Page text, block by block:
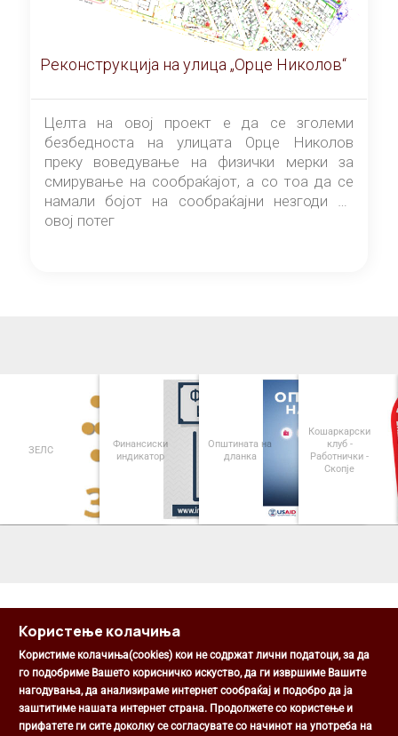
Реконструкција на улица „Орце Николов“
Целта на овој проект е да се зголеми
безбедноста на улицата Орце Николов
преку воведување на физички мерки за
смирување на сообраќајот, а со тоа да се
намали бојот на сообраќајни незгоди на
овој потег
ЗЕЛС
Финансиски
индикатор
Општината на
дланка
Кошаркарски
клуб -
Работнички -
Скопје
Општина Центар
Михаил Цоков бр. 1, Скопје
Користење колачиња
Користиме колачиња(cookies) кои не содржат лични податоци, за да
го подобриме Вашето корисничко искуство, да ги извршиме Вашите
нагодувања, да анализираме интернет сообраќај и подобро да ја
заштитиме нашата интернет страна. Продолжете со користење и
прифатете ги сите доколку се согласувате со начинот на употреба на